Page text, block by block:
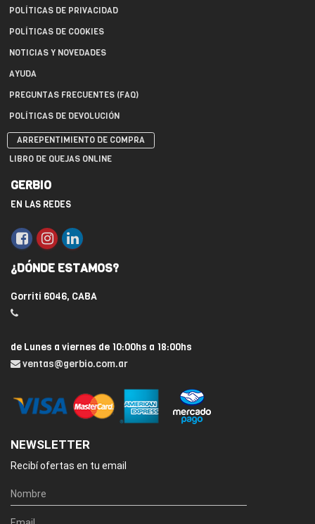
POLÍTICAS DE PRIVACIDAD
POLÍTICAS DE COOKIES
NOTICIAS Y NOVEDADES
AYUDA
PREGUNTAS FRECUENTES (FAQ)
POLÍTICAS DE DEVOLUCIÓN
ARREPENTIMIENTO DE COMPRA
LIBRO DE QUEJAS ONLINE
GERBIO
EN LAS REDES
¿DÓNDE ESTAMOS?
Gorriti 6046, CABA
de Lunes a viernes de 10:00hs a 18:00hs
ventas@gerbio.com.ar
NEWSLETTER
Recibí ofertas en tu email